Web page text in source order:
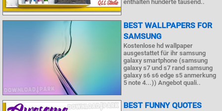
enthalten hunderte tausend..
BEST WALLPAPERS FOR
SAMSUNG
Kostenlose hd wallpaper
ausgestattet für ihr samsung
galaxy smartphone (samsung
galaxy s7 und s7 rand samsung
galaxy s6 s6 edge s5 anmerkung
5 note 4...)) Angebot quali..
BEST FUNNY QUOTES